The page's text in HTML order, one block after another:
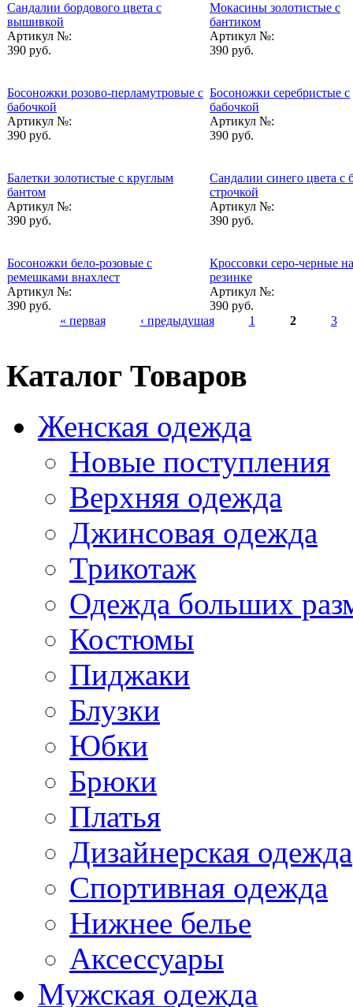
Сандалии бордового цвета с
вышивкой
Артикул №:
390 руб.
Мокасины золотистые с
бантиком
Артикул №:
390 руб.
Босоножки розово-перламутровые с
бабочкой
Артикул №:
390 руб.
Босоножки серебристые с
бабочкой
Артикул №:
390 руб.
Балетки золотистые с круглым
бантом
Артикул №:
390 руб.
Сандалии синего цвета с
строчкой
Артикул №:
390 руб.
Босоножки бело-розовые с
ремешками внахлест
Артикул №:
390 руб.
Кроссовки серо-черные на
резинке
Артикул №:
390 руб.
« первая
‹ предыдущая 1 2 3
Каталог Товаров
Женская одежда
Новые поступления
Верхняя одежда
Джинсовая одежда
Трикотаж
Одежда больших
Костюмы
Пиджаки
Блузки
Юбки
Брюки
Платья
Дизайнерская одежда
Спортивная одежда
Нижнее белье
Аксессуары
Мужская одежда